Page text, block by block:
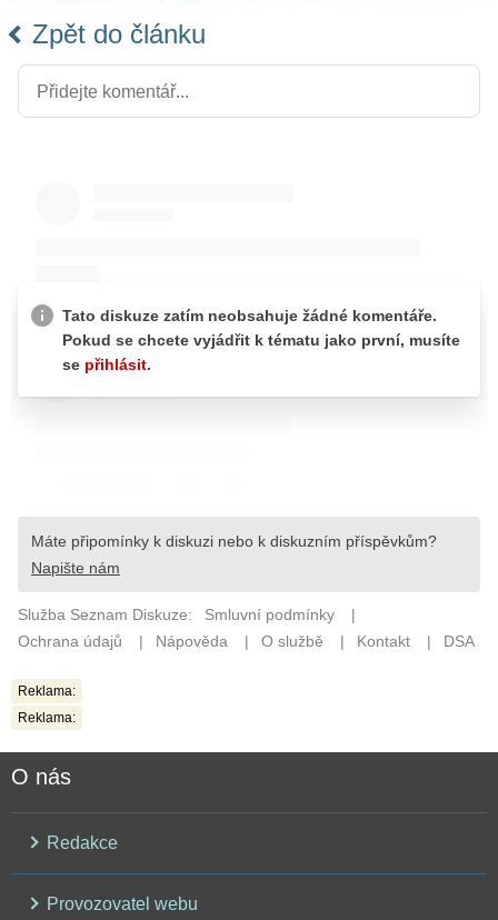
Zpět do článku
Reklama:
Reklama:
O nás
Redakce
Provozovatel webu